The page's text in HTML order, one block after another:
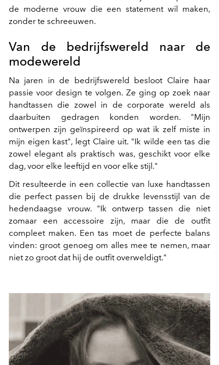
de moderne vrouw die een statement wil maken,
zonder te schreeuwen.
Van de bedrijfswereld naar de
modewereld
Na jaren in de bedrijfswereld besloot Claire haar
passie voor design te volgen. Ze ging op zoek naar
handtassen die zowel in de corporate wereld als
daarbuiten gedragen konden worden. "Mijn
ontwerpen zijn geïnspireerd op wat ik zelf miste in
mijn eigen kast", legt Claire uit. "Ik wilde een tas die
zowel elegant als praktisch was, geschikt voor elke
dag, voor elke leeftijd en voor elke stijl."
Dit resulteerde in een collectie van luxe handtassen
die perfect passen bij de drukke levensstijl van de
hedendaagse vrouw. "Ik ontwerp tassen die niet
zomaar een accessoire zijn, maar die de outfit
compleet maken. Een tas moet de perfecte balans
vinden: groot genoeg om alles mee te nemen, maar
niet zo groot dat hij de outfit overweldigt."